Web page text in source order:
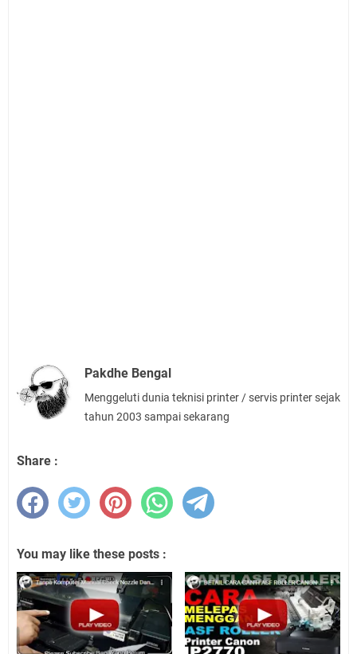
Pakdhe Bengal
Menggeluti dunia teknisi printer / servis printer sejak
tahun 2003 sampai sekarang
Share :
You may like these posts :